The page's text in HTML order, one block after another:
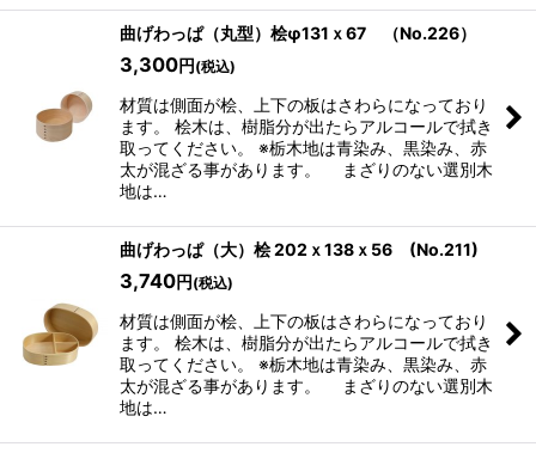
曲げわっぱ（丸型）桧φ131ｘ67 （No.226）
3,300円(税込)
材質は側面が桧、上下の板はさわらになっており
ます。 桧木は、樹脂分が出たらアルコールで拭き
取ってください。 ※栃木地は青染み、黒染み、赤
太が混ざる事があります。 まざりのない選別木
地は…
曲げわっぱ（大）桧 202ｘ138ｘ56 (No.211)
3,740円(税込)
材質は側面が桧、上下の板はさわらになっており
ます。 桧木は、樹脂分が出たらアルコールで拭き
取ってください。 ※栃木地は青染み、黒染み、赤
太が混ざる事があります。 まざりのない選別木
地は…